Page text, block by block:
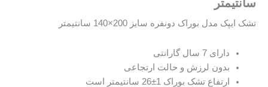
سانتیمتر
تشک ایپک مدل بوراک دونفره سایز 200×140 سانتیمتر
دارای 7 سال گارانتی
بدون لرزش و حالت ارتجاعی
ارتفاع تشک بوراک 1±26 سانتیمتر است